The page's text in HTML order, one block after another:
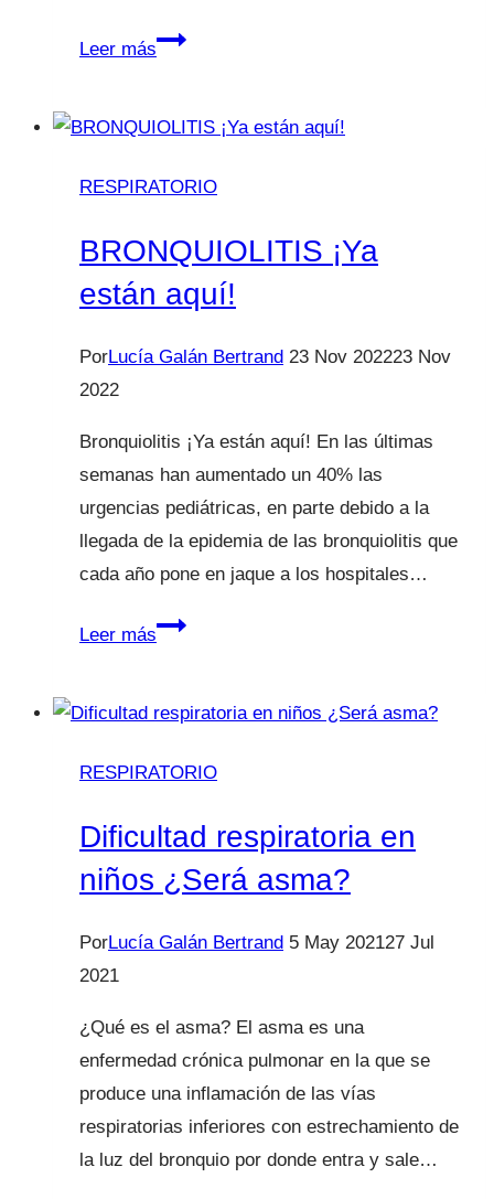
Leer másMi
mocos
pecho
RESPIRATORIO
BRONQUIOLITIS ¡Ya
están aquí!
PorLucía Galán Bertrand 23 Nov 202223 Nov
2022
Bronquiolitis ¡Ya están aquí! En las últimas
semanas han aumentado un 40% las
urgencias pediátricas, en parte debido a la
llegada de la epidemia de las bronquiolitis que
cada año pone en jaque a los hospitales…
Leer másBRONQUIOLITIS
aquí!
RESPIRATORIO
Dificultad respiratoria en
niños ¿Será asma?
PorLucía Galán Bertrand 5 May 202127 Jul
2021
¿Qué es el asma? El asma es una
enfermedad crónica pulmonar en la que se
produce una inflamación de las vías
respiratorias inferiores con estrechamiento de
la luz del bronquio por donde entra y sale…